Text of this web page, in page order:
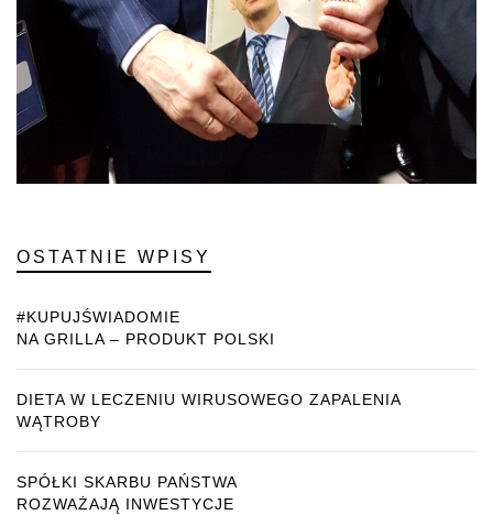
OSTATNIE WPISY
#KUPUJŚWIADOMIE
NA GRILLA – PRODUKT POLSKI
DIETA W LECZENIU WIRUSOWEGO ZAPALENIA
WĄTROBY
SPÓŁKI SKARBU PAŃSTWA
ROZWAŻAJĄ INWESTYCJE